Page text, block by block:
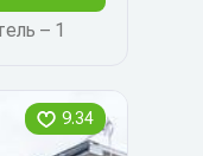
– 1
9.34